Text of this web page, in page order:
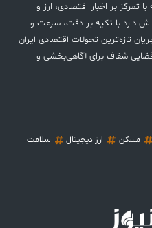
تمرکز بر اخبار اقتصادی، ارز و
دارد با تکیه بر دقت، سرعت و
تازه‌ترین تحولات اقتصادی ایران
فضایی شفاف برای آگاهی‌بخشی و
مسکن ارز دیجیتال
سلامت